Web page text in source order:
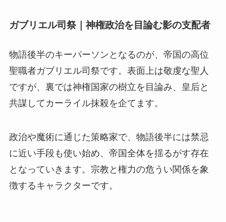
ガブリエル司祭｜神権政治を目論む影の支配者
物語後半のキーパーソンとなるのが、 帝国の高位
聖職者ガブリエル司祭です。表面上は敬虔な聖人
ですが、裏では神権国家の樹立を目論み、皇后と
共謀してカーライル抹殺を企てます。
政治や魔術に通じた策略家で、物語後半には禁忌
に近い手段も使い始め、帝国全体を揺るがす存在
となっていきます。宗教と権力の危うい関係を象
徴するキャラクターです。